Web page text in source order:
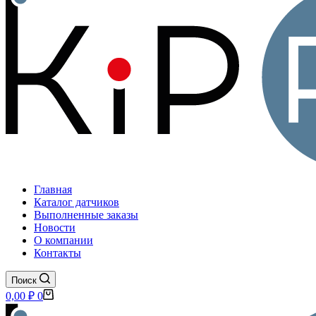
Главная
Каталог датчиков
Выполненные заказы
Новости
О компании
Контакты
Поиск
Корзина
0,00 ₽ 0